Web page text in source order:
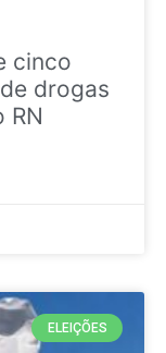
cinco
drogas
RN
ELEIÇÕES